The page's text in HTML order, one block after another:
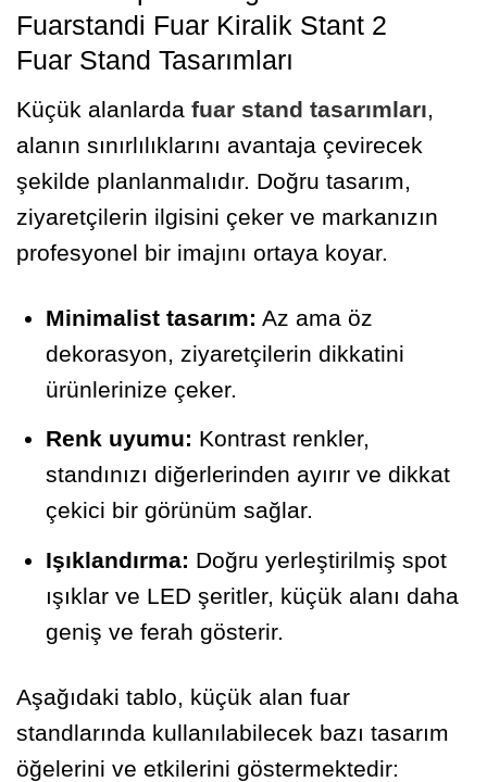
Fuar Stand Tasarımları
Küçük alanlarda fuar stand tasarımları,
alanın sınırlılıklarını avantaja çevirecek
şekilde planlanmalıdır. Doğru tasarım,
ziyaretçilerin ilgisini çeker ve markanızın
profesyonel bir imajını ortaya koyar.
Minimalist tasarım: Az ama öz
dekorasyon, ziyaretçilerin dikkatini
ürünlerinize çeker.
Renk uyumu: Kontrast renkler,
standınızı diğerlerinden ayırır ve dikkat
çekici bir görünüm sağlar.
Işıklandırma: Doğru yerleştirilmiş spot
ışıklar ve LED şeritler, küçük alanı daha
geniş ve ferah gösterir.
Aşağıdaki tablo, küçük alan fuar
standlarında kullanılabilecek bazı tasarım
öğelerini ve etkilerini göstermektedir: